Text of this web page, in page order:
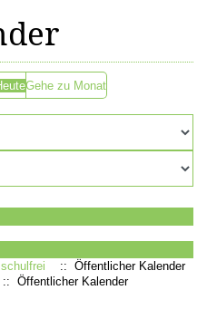
Gehe zu Monat
:: Öffentlicher Kalender
:: Öffentlicher Kalender